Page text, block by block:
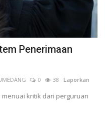
Penerimaan
0 38 Laporkan
kritik dari perguruan